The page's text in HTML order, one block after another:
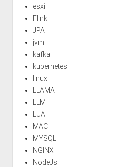
esxi
Flink
JPA
jvm
kafka
kubernetes
linux
LLAMA
LLM
LUA
MAC
MYSQL
NGINX
NodeJs